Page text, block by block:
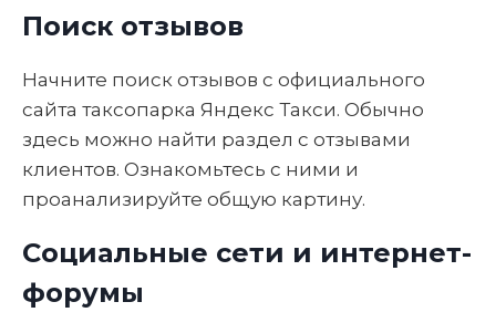
Поиск отзывов
Начните поиск отзывов с официального
сайта таксопарка Яндекс Такси. Обычно
здесь можно найти раздел с отзывами
клиентов. Ознакомьтесь с ними и
проанализируйте общую картину.
Социальные сети и интернет-
форумы